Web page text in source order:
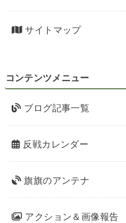
サイトマップ
コンテンツメニュー
ブログ記事一覧
反戦カレンダー
旗旗のアンテナ
アクション＆画像報告